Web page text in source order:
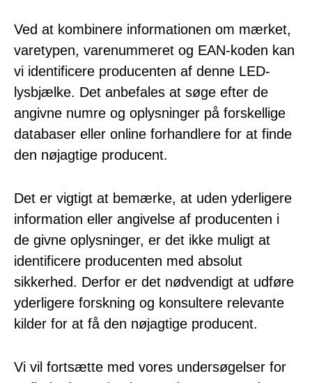
Ved at kombinere informationen om mærket,
varetypen, varenummeret og EAN-koden kan
vi identificere producenten af ​​denne LED-
lysbjælke. Det anbefales at søge efter de
angivne numre og oplysninger på forskellige
databaser eller online forhandlere for at finde
den nøjagtige producent.
Det er vigtigt at bemærke, at uden yderligere
information eller angivelse af producenten i
de givne oplysninger, er det ikke muligt at
identificere producenten med absolut
sikkerhed. Derfor er det nødvendigt at udføre
yderligere forskning og konsultere relevante
kilder for at få den nøjagtige producent.
Vi vil fortsætte med vores undersøgelser for